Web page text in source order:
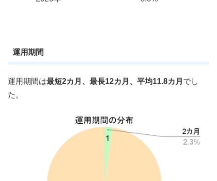
運用期間
運用期間は最短2カ月、最長12カ月、平均11.8カ月 でし
た。